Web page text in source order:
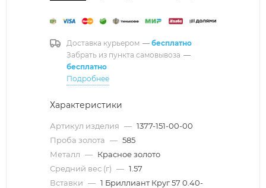
Доставка курьером — бесплатно
Забрать из пункта самовывоза —
бесплатно
Подробнее
Характеристики
Артикул изделия — 1377-151-00-00
Проба золота — 585
Металл — Красное золото
Средний вес (г) — 1.57
Вставки — 1 Бриллиант Круг 57 0.40-